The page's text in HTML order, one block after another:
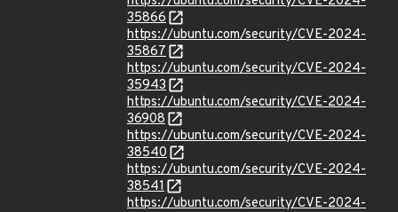
35866
https://ubuntu.com/security/CVE-2024-
35867
https://ubuntu.com/security/CVE-2024-
35943
https://ubuntu.com/security/CVE-2024-
36908
https://ubuntu.com/security/CVE-2024-
38540
https://ubuntu.com/security/CVE-2024-
38541
https://ubuntu.com/security/CVE-2024-